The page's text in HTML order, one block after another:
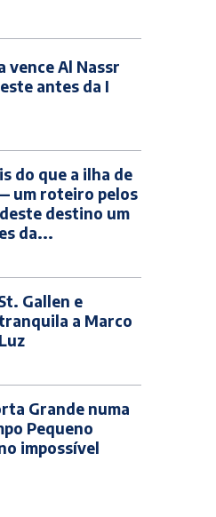
vence Al Nassr
antes da I
do que a ilha de
um roteiro pelos
destino um
da...
Gallen e
a Marco
Grande numa
Pequeno
impossível